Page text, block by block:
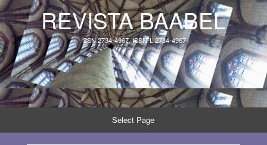
REVISTA BAABEL
ISSN 2734-4967, ISSN-L 2734-4967
Select Page